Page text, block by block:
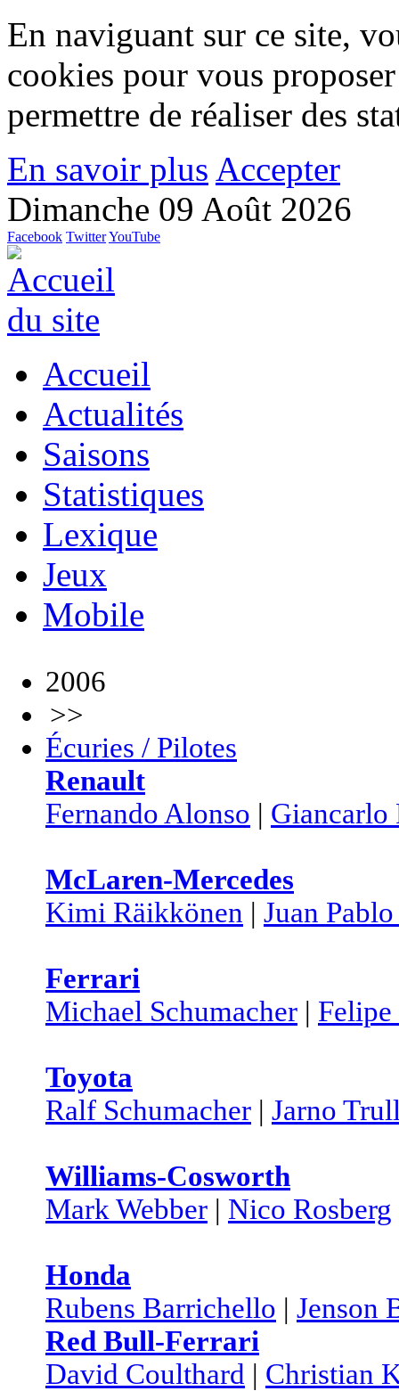
En naviguant sur ce site,
cookies pour vous
permettre de réaliser des
En savoir plus Accepter
Dimanche 09 Août 2026
Facebook TwitterYouTube
Accueil
Actualités
Saisons
Statistiques
Lexique
Jeux
Mobile
2006
>>
Écuries / Pilotes
Renault
Fernando Alonso | Giancarlo
McLaren-Mercedes
Kimi Räikkönen | Juan
Ferrari
Michael Schumacher | Felipe
Toyota
Ralf Schumacher | Jarno
Williams-Cosworth
Mark Webber | Nico Rosberg
Honda
Rubens Barrichello | Jenson
Red Bull-Ferrari
David Coulthard | Christian